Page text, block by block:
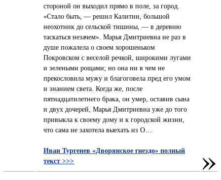
стороной он выходил прямо в поле, за город.
«Стало быть, — решил Калитин, большой
неохотник до сельской тишины, — в деревню
таскаться незачем». Марья Дмитриевна не раз в
душе пожалела о своем хорошеньком
Покровском с веселой речкой, широкими лугами
и зелеными рощами; но она ни в чем не
прекословила мужу и благоговела пред его умом
и знанием света. Когда же, после
пятнадцатилетнего брака, он умер, оставив сына
и двух дочерей, Марья Дмитриевна уже до того
привыкла к своему дому и к городской жизни,
что сама не захотела выехать из О…
Иван Тургенев «Дворянское гнездо» полный
текст >>>
»